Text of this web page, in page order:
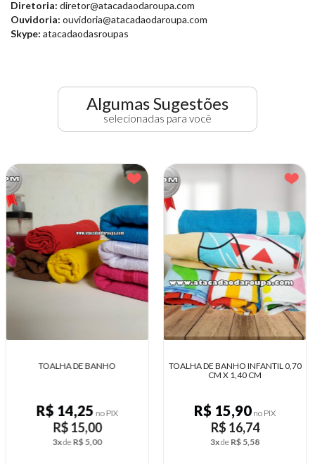
Diretoria: diretor@atacadaodaroupa.com
Ouvidoria: ouvidoria@atacadaodaroupa.com
Skype: atacadaodasroupas
Algumas Sugestões
selecionadas para você
TOALHA DE BANHO INFANTIL 0,70
R$ 15,90no PIX
R$ 16,74
3xdeR$ 5,58
VESTIDOS INFANTIL EM ATACADO
-16% OFF
R$ 9,00no PIX
R$ 9,47
R$ 11,26